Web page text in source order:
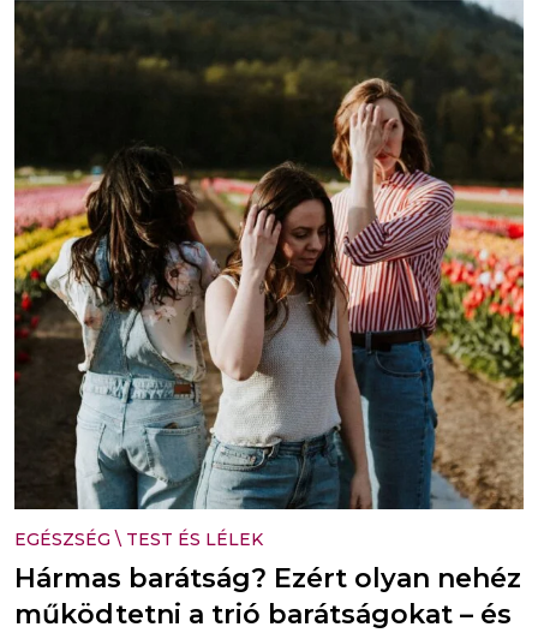
EGÉSZSÉG \ TEST ÉS LÉLEK
Hármas barátság? Ezért olyan nehéz
működtetni a trió barátságokat – és